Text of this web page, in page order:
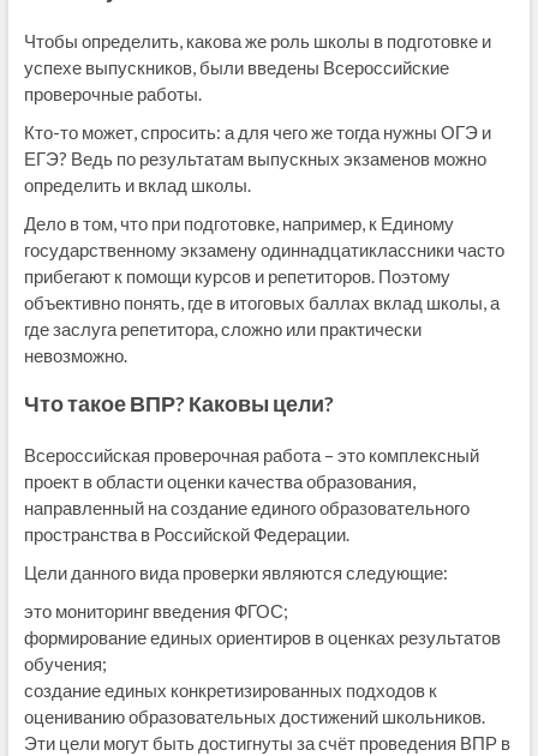
Чтобы определить, какова же роль школы в подготовке и
успехе выпускников, были введены Всероссийские
проверочные работы.
Кто-то может, спросить: а для чего же тогда нужны ОГЭ и
ЕГЭ? Ведь по результатам выпускных экзаменов можно
определить и вклад школы.
Дело в том, что при подготовке, например, к Единому
государственному экзамену одиннадцатиклассники часто
прибегают к помощи курсов и репетиторов. Поэтому
объективно понять, где в итоговых баллах вклад школы, а
где заслуга репетитора, сложно или практически
невозможно.
Что такое ВПР? Каковы цели?
Всероссийская проверочная работа – это комплексный
проект в области оценки качества образования,
направленный на создание единого образовательного
пространства в Российской Федерации.
Цели данного вида проверки являются следующие:
это мониторинг введения ФГОС;
формирование единых ориентиров в оценках результатов
обучения;
создание единых конкретизированных подходов к
оцениванию образовательных достижений школьников.
Эти цели могут быть достигнуты за счёт проведения ВПР в